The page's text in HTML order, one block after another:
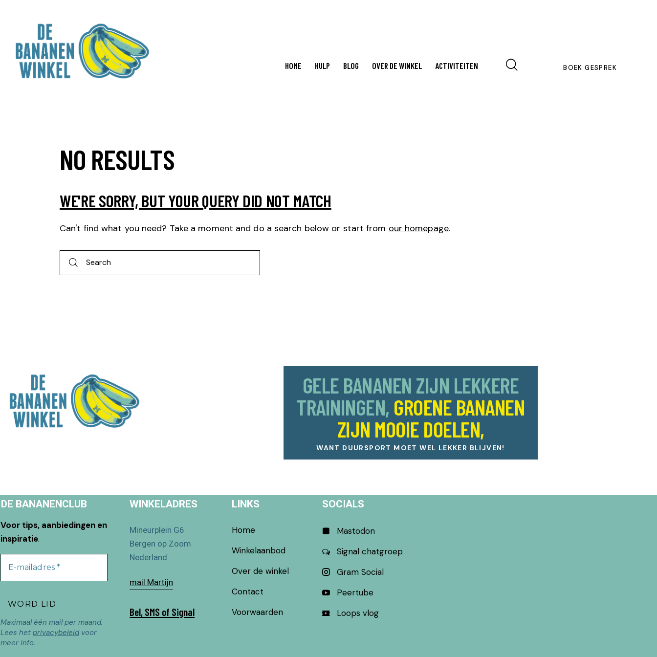
HOME HULP BLOG OVER DE WINKEL ACTIVITEITEN BOEK GESPREK
NO RESULTS
WE'RE SORRY, BUT YOUR QUERY DID NOT MATCH
Can't find what you need? Take a moment and do a search below or start from our homepage.
GELE BANANEN ZIJN LEKKERE
TRAININGEN, GROENE BANANEN
ZIJN MOOIE DOELEN,
WANT DUURSPORT MOET WEL LEKKER BLIJVEN!
DE BANANENCLUB
Voor tips, aanbiedingen en
inspiratie.
Maximaal één mail per maand.
Lees het privacybeleidvoor
meer info.
WINKELADRES
Mineurplein G6
Bergen op Zoom
Nederland
mail Martijn
Bel, SMS of Signal
LINKS
Home
Winkelaanbod
Over de winkel
Contact
Voorwaarden
SOCIALS
Mastodon
Signal chatgroep
Gram Social
Peertube
Loops vlog